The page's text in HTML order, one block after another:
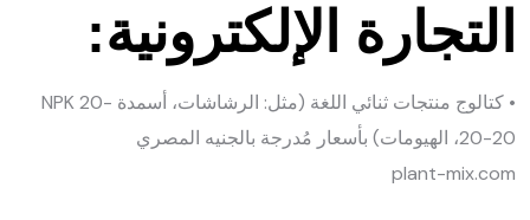
التجارة الإلكترونية:
• كتالوج منتجات ثنائي اللغة (مثل: الرشاشات، أسمدة NPK 20-
20-20، الهيومات) بأسعار مُدرجة بالجنيه المصري
plant-mix.com